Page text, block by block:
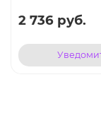
2 736 руб.